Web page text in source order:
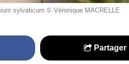
sylvaticum © Véronique MACRELLE
Partager